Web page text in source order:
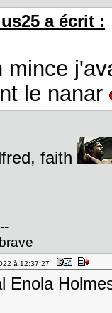
a écrit :
mince
le nanar
faith
à 12:37:27
Enola